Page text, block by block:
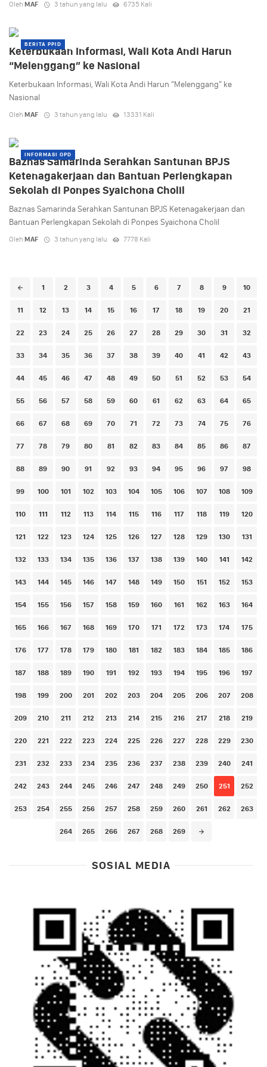
Oleh MAF 3 tahun yang lalu 6735 Kali
BERITA PPID
Keterbukaan Informasi, Wali Kota Andi Harun
“Melenggang” ke Nasional
Keterbukaan Informasi, Wali Kota Andi Harun “Melenggang” ke
Nasional
Oleh MAF 3 tahun yang lalu 13331 Kali
INFORMASI OPD
Baznas Samarinda Serahkan Santunan BPJS
Ketenagakerjaan dan Bantuan Perlengkapan
Sekolah di Ponpes Syaichona Cholil
Baznas Samarinda Serahkan Santunan BPJS Ketenagakerjaan dan
Bantuan Perlengkapan Sekolah di Ponpes Syaichona Cholil
Oleh MAF 3 tahun yang lalu 7778 Kali
Posts
1 2 3 4 5 6 7 8 9 10
11 12 13 14 15 16 17 18 19 20 21
22 23 24 25 26 27 28 29 30 31 32
33 34 35 36 37 38 39 40 41 42 43
44 45 46 47 48 49 50 51 52 53 54
55 56 57 58 59 60 61 62 63 64 65
66 67 68 69 70 71 72 73 74 75 76
77 78 79 80 81 82 83 84 85 86 87
88 89 90 91 92 93 94 95 96 97 98
99 100 101 102 103 104 105 106 107 108 109
110 111 112 113 114 115 116 117 118 119 120
121 122 123 124 125 126 127 128 129 130 131
132 133 134 135 136 137 138 139 140 141 142
143 144 145 146 147 148 149 150 151 152 153
154 155 156 157 158 159 160 161 162 163 164
165 166 167 168 169 170 171 172 173 174 175
176 177 178 179 180 181 182 183 184 185 186
187 188 189 190 191 192 193 194 195 196 197
198 199 200 201 202 203 204 205 206 207 208
209 210 211 212 213 214 215 216 217 218 219
220 221 222 223 224 225 226 227 228 229 230
231 232 233 234 235 236 237 238 239 240 241
242 243 244 245 246 247 248 249 250 251 252
253 254 255 256 257 258 259 260 261 262 263
264 265 266 267 268 269
SOSIAL MEDIA